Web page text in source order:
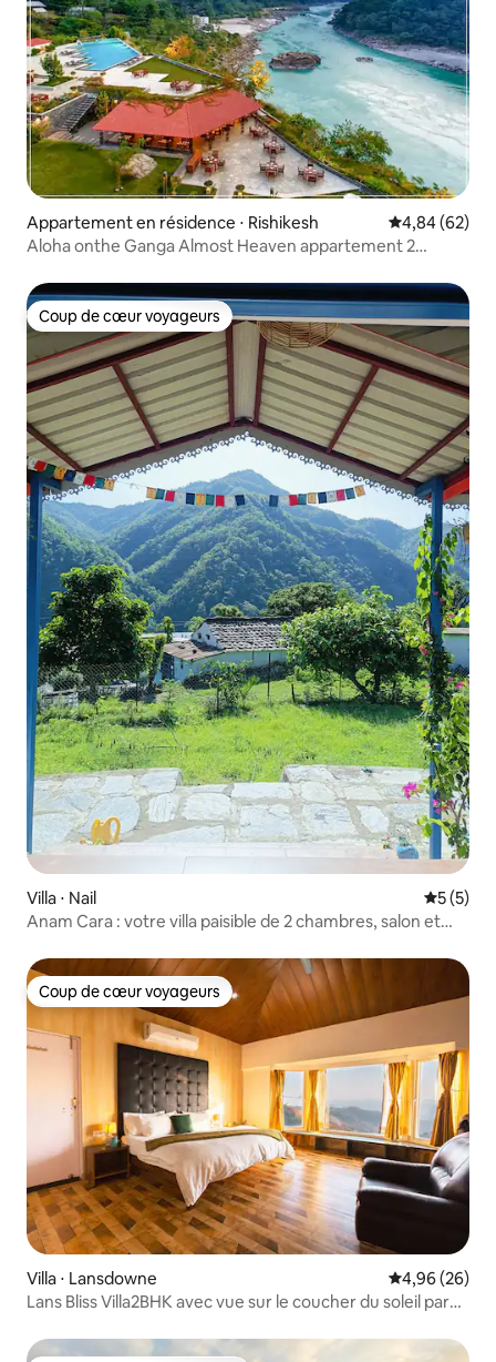
Appartement en résidence ⋅ Rishikesh Évaluation
4,84 (62)
Aloha onthe Ganga Almost Heaven appartement 2
Coup de cœur voyageurs
Coup de cœur voyageurs
Villa ⋅ Nail
5 (5)
Anam Cara : votre villa paisible de 2 chambres, salon et
Coup de cœur voyageurs
Coup de cœur voyageurs
Villa ⋅ Lansdowne Évaluation
4,96 (26)
Lans Bliss Villa2BHK avec vue sur le coucher du soleil par